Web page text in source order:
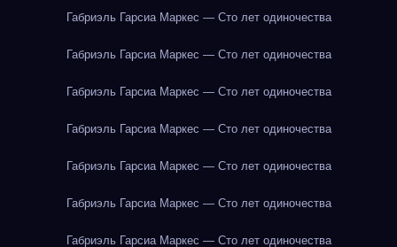
Габриэль Гарсиа Маркес — Сто лет одиночества
Габриэль Гарсиа Маркес — Сто лет одиночества
Габриэль Гарсиа Маркес — Сто лет одиночества
Габриэль Гарсиа Маркес — Сто лет одиночества
Габриэль Гарсиа Маркес — Сто лет одиночества
Габриэль Гарсиа Маркес — Сто лет одиночества
Габриэль Гарсиа Маркес — Сто лет одиночества